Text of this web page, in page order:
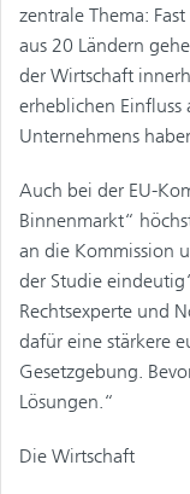
zentrale Thema:
aus 20 Ländern
der Wirtschaft
erheblichen Einfluss
Unternehmens
Auch bei der EU-
Binnenmarkt“
an die Kommission
der Studie
Rechtsexperte und
dafür eine stärkere
Gesetzgebung.
Lösungen.“
Die Wirtschaft